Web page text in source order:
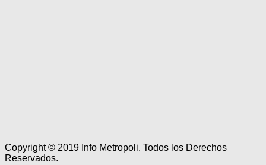
Copyright © 2019 Info Metropoli. Todos los Derechos
Reservados.